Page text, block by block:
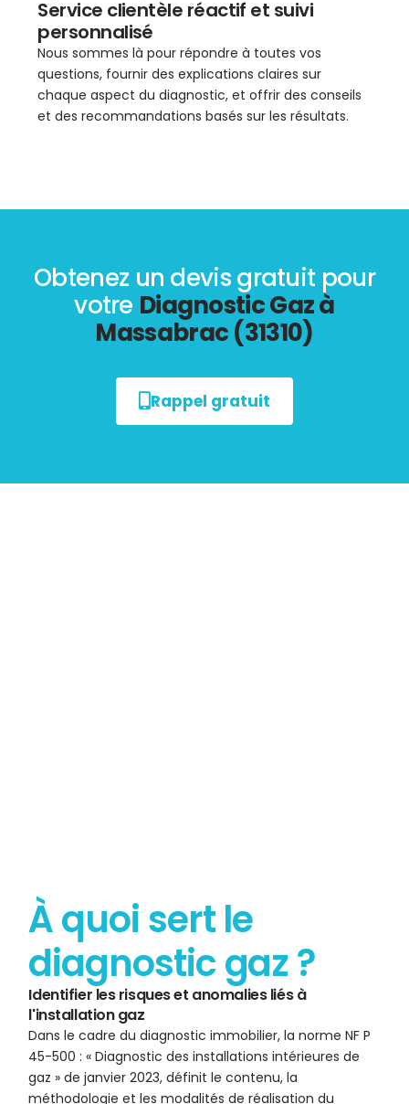
Service clientèle réactif et suivi
personnalisé
Nous sommes là pour répondre à toutes vos
questions, fournir des explications claires sur
chaque aspect du diagnostic, et offrir des conseils
et des recommandations basés sur les résultats.
Obtenez un devis gratuit pour
votre Diagnostic Gaz à
Massabrac (31310)
Rappel gratuit
À quoi sert le
diagnostic gaz ?
Identifier les risques et anomalies liés à
l'installation gaz
Dans le cadre du diagnostic immobilier, la norme NF P
45-500 : « Diagnostic des installations intérieures de
gaz » de janvier 2023, définit le contenu, la
méthodologie et les modalités de réalisation du